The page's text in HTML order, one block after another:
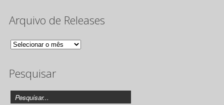
Arquivo de Releases
Arquivo
Releases
Pesquisar